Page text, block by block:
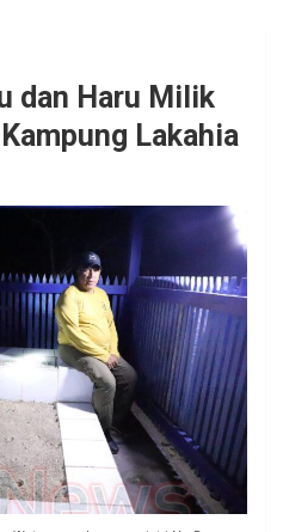
dan Haru Milik
Lakahia